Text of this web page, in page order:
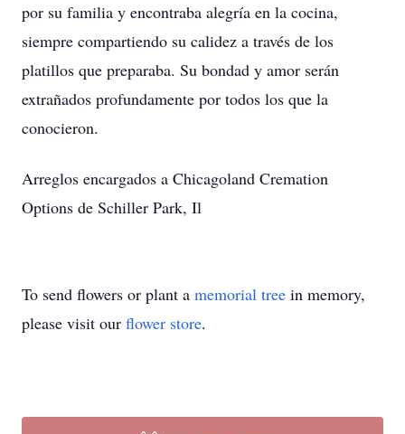
por su familia y encontraba alegría en la cocina,
siempre compartiendo su calidez a través de los
platillos que preparaba. Su bondad y amor serán
extrañados profundamente por todos los que la
conocieron.
Arreglos encargados a Chicagoland Cremation
Options de Schiller Park, Il
To send flowers or plant a memorial tree in memory,
please visit our flower store.